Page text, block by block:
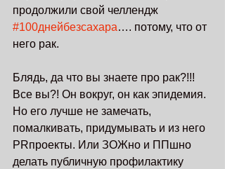
продолжили свой челлендж
#100днейбезсахара…. потому, что от
него рак.
Блядь, да что вы знаете про рак?!!!
Все вы?! Он вокруг, он как эпидемия.
Но его лучше не замечать,
помалкивать, придумывать и из него
PRпроекты. Или ЗОЖно и ППшно
делать публичную профилактику